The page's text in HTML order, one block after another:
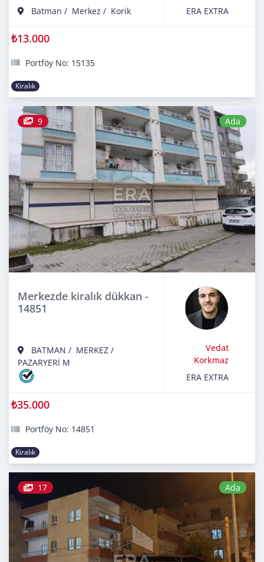
Batman / Merkez / Korik
ERA EXTRA
₺13.000
Portföy No: 15135
Kiralık
9 Ada
Merkezde kiralık dükkan -
14851
BATMAN / MERKEZ /
PAZARYERİ M
Vedat
Korkmaz
ERA EXTRA
₺35.000
Portföy No: 14851
Kiralık
17 Ada